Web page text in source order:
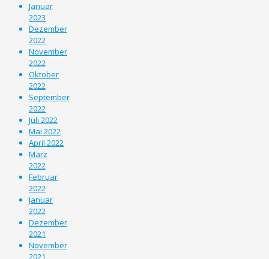
Januar
2023
Dezember
2022
November
2022
Oktober
2022
September
2022
Juli 2022
Mai 2022
April 2022
März
2022
Februar
2022
Januar
2022
Dezember
2021
November
2021